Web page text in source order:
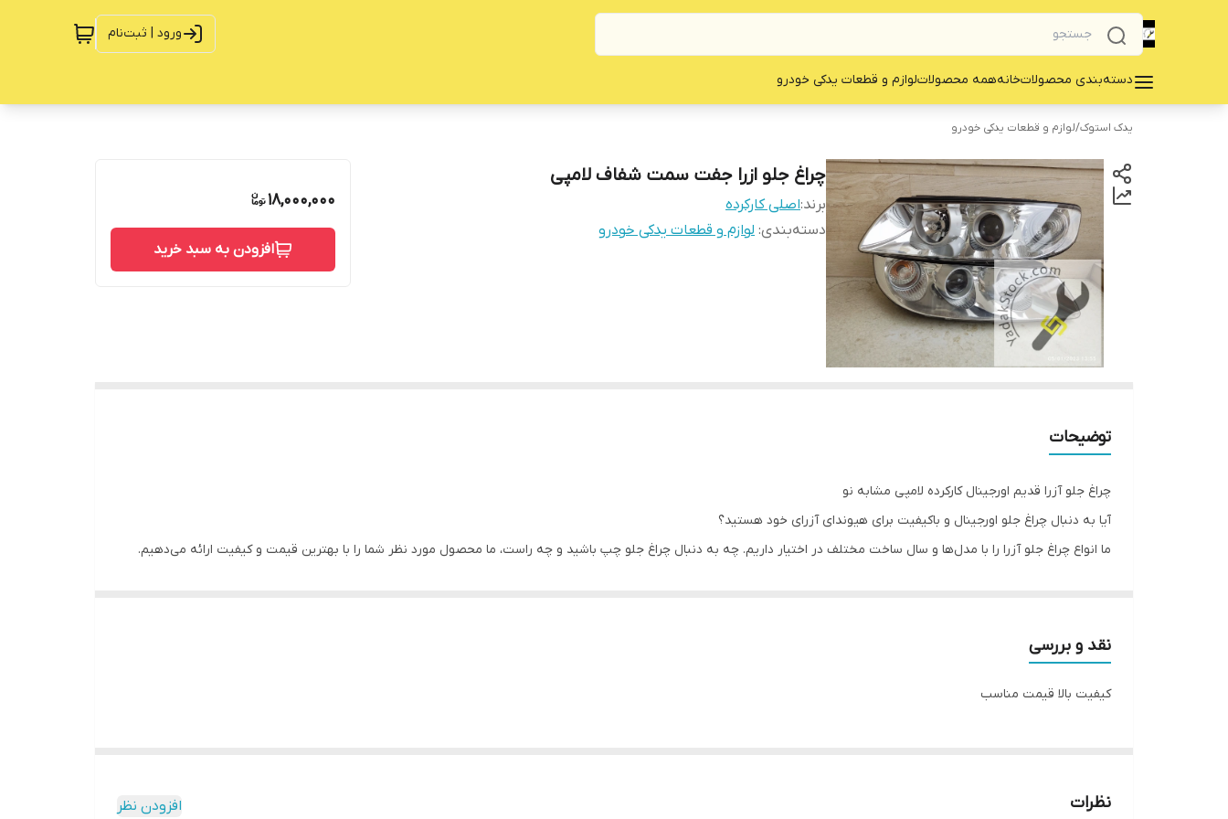
ورود | ثبت‌نام
دسته‌بندی محصولاتخانههمه محصولاتلوازم و قطعات یدکی خودرو
یدک استوک/لوازم و قطعات یدکی خودرو
چراغ جلو ازرا جفت سمت شفاف لامپی
برند:اصلی کارکرده
دسته‌بندی: لوازم و قطعات یدکی خودرو
18,000,000
افزودن به سبد خرید
توضیحات
چراغ جلو آزرا قدیم اورجینال کارکرده لامپی مشابه نو
آیا به دنبال چراغ جلو اورجینال و باکیفیت برای هیوندای آزرای خود هستید؟
ما انواع چراغ جلو آزرا را با مدل‌ها و سال ساخت مختلف در اختیار داریم. چه به دنبال چراغ جلو چپ باشید و چه راست، ما محصول مورد نظر شما را با بهترین قیمت و کیفیت ارائه می‌دهیم.
برای کسب اطلاعات بیشتر و مشاهده تصاویر با کیفیت بالاتر، با ما تماس بگیرید.
آدرس فروشگاه:خیابان ملت کوچه کاوه پاساژ کاوه طبقه سوم پلاک ۳۰۴
09359802822
نقد و بررسی
کیفیت بالا قیمت مناسب
نظرات افزودن نظر